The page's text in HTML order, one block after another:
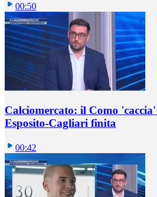
00:50
Calciomercato: il Como
Esposito-Cagliari finita
00:42